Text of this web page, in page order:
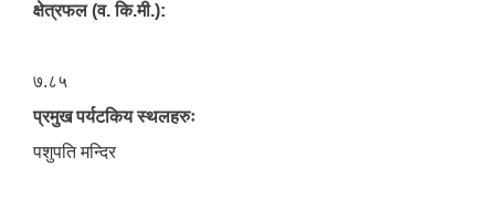
क्षेत्रफल (व. कि.मी.):
७.८५
प्रमुख पर्यटकिय स्थलहरुः
पशुपति मन्दिर